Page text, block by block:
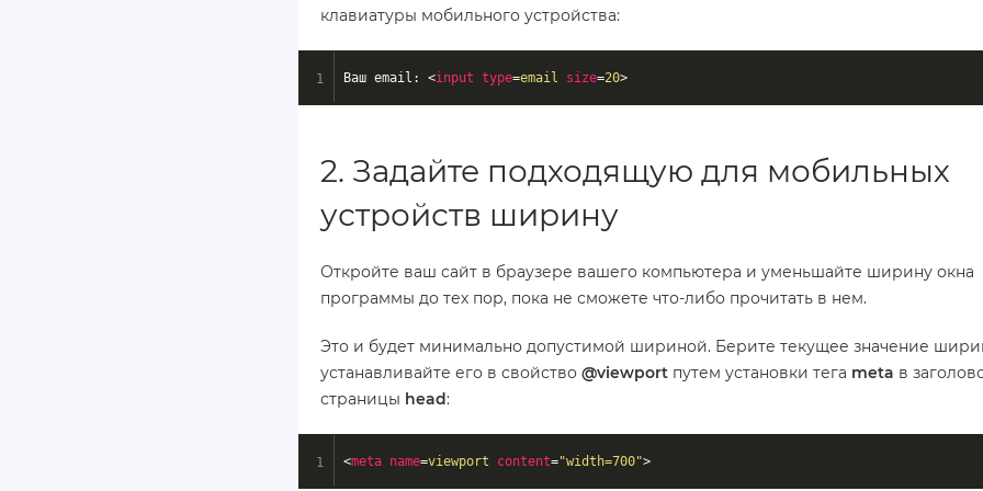
клавиатуры мобильного устройства:
Ваш email: <input type=email size=20>
2. Задайте подходящую для мобильных
устройств ширину
Откройте ваш сайт в браузере вашего компьютера и уменьшайте ширину окна
программы до тех пор, пока не сможете что-либо прочитать в нем.
Это и будет минимально допустимой шириной. Берите текущее значение
устанавливайте его в свойство @viewport путем установки тега meta в
страницы head:
<meta name=viewport content="width=700">